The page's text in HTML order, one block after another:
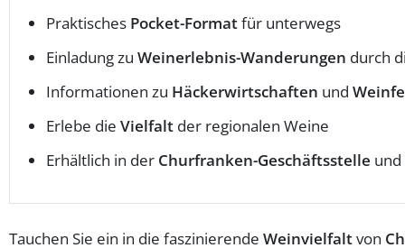
Praktisches Pocket-Formatfür unterwegs
Einladung zu Weinerlebnis-Wanderungen durch
Informationen zu Häckerwirtschaften und
Erlebe die Vielfalt der regionalen Weine
Erhältlich in der Churfranken-Geschäftsstelle
Tauchen Sie ein in die faszinierende Weinvielfaltvon